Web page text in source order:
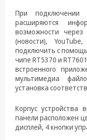
При подключении
расширяются
возможности
(новости),
подключить с
чипе RT5370 и
встроенного
мультимедиа
установка
Корпус устройства
панели расположен
дисплей, 4 кнопки